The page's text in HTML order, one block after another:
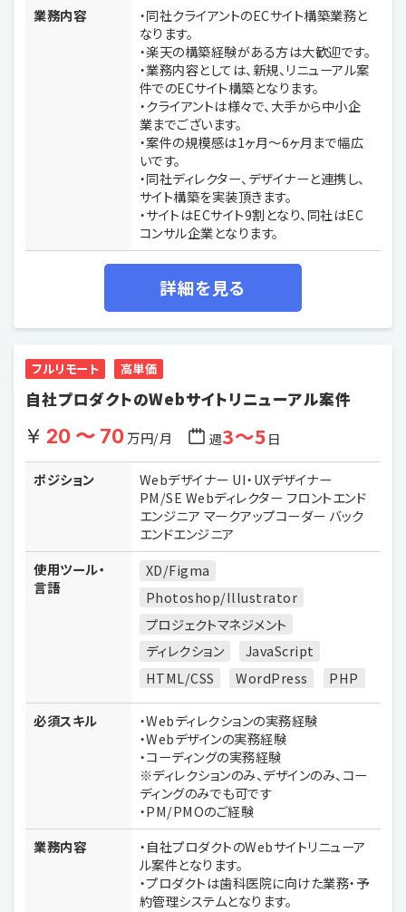
業務内容
・同社クライアントのECサイト構築業務と
なります。
・楽天の構築経験がある方は大歓迎です。
・業務内容としては、新規、リニューアル案
件でのECサイト構築となります。
・クライアントは様々で、大手から中小企
業までございます。
・案件の規模感は1ヶ月〜6ヶ月まで幅広
いです。
・同社ディレクター、デザイナーと連携し、
サイト構築を実装頂きます。
・サイトはECサイト9割となり、同社はEC
コンサル企業となります。
詳細を見る
フルリモート 高単価
自社プロダクトのWebサイトリニューアル案件
20 〜 70万円/月 週3〜5日
ポジション
Webデザイナー UI・UXデザイナー
PM/SE Webディレクター フロントエンド
エンジニア マークアップコーダー バック
エンドエンジニア
使用ツール・
言語
XD/Figma
Photoshop/Illustrator
プロジェクトマネジメント
ディレクション
JavaScript
HTML/CSS
WordPress PHP
必須スキル
・Webディレクションの実務経験
・Webデザインの実務経験
・コーディングの実務経験
※ディレクションのみ、デザインのみ、コー
ディングのみでも可です
・PM/PMOのご経験
業務内容
・自社プロダクトのWebサイトリニューア
ル案件となります。
・プロダクトは歯科医院に向けた業務・予
約管理システムとなります。